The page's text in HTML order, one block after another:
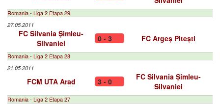
Romania - Liga 2 Etapa 29
27.05.2011
FC Silvania Șimleu-
Silvaniei
0 - 3 FC Argeș Pitești
Romania - Liga 2 Etapa 28
21.05.2011
FCM UTA Arad 3 - 0
FC Silvania Șimleu-
Silvaniei
Romania - Liga 2 Etapa 27